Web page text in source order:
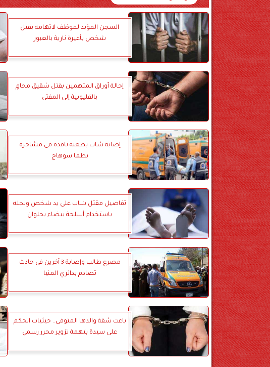
السجن المؤبد لموظف لاتهامه بقتل
شخص بأعيرة نارية بالعبور
إحالة أوراق المتهمين بقتل شقيق محامٍ
بالقليوبية إلى المفتي
إصابة شاب بطعنة نافذة فى مشاجرة
بطما سوهاج
تفاصيل مقتل شاب على يد شخص ونجله
باستخدام أسلحة بيضاء بحلوان
مصرع طالب وإصابة 3 آخرين في حادث
تصادم بدائري المنيا
باعت شقة والدها المتوفى.. حيثيات الحكم
على سيدة بتهمة تزوير محرر رسمي